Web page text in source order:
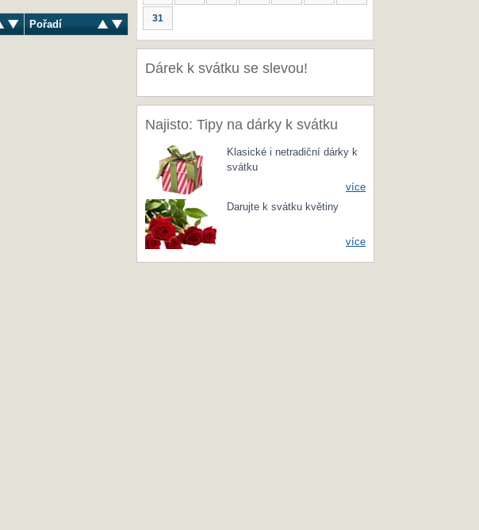
Pořadí
31
Dárek k svátku se slevou!
Najisto: Tipy na dárky k svátku
Klasické i netradiční dárky k
svátku
více
Darujte k svátku květiny
více